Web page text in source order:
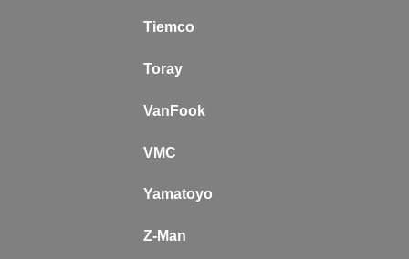
Tiemco
Toray
VanFook
VMC
Yamatoyo
Z-Man